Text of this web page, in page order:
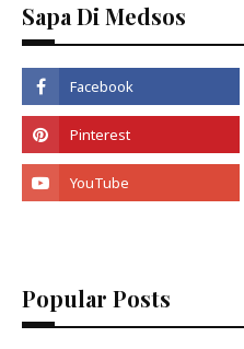
Sapa Di Medsos
Popular Posts